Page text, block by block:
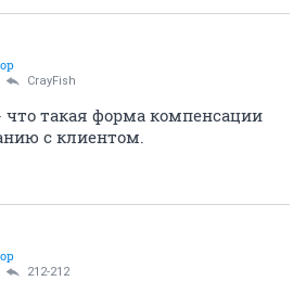
CrayFish
такая форма компенсации
с клиентом.
212-212